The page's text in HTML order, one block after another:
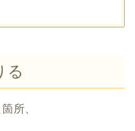
る
所、